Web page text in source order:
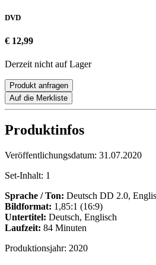
DVD
€ 12,99
Derzeit nicht auf Lager
Produkt anfragen
Auf die Merkliste
Produktinfos
Veröffentlichungsdatum: 31.07.2020
Set-Inhalt: 1
Sprache / Ton: Deutsch DD 2.0,
Bildformat: 1,85:1 (16:9)
Untertitel: Deutsch, Englisch
Laufzeit: 84 Minuten
Produktionsjahr: 2020